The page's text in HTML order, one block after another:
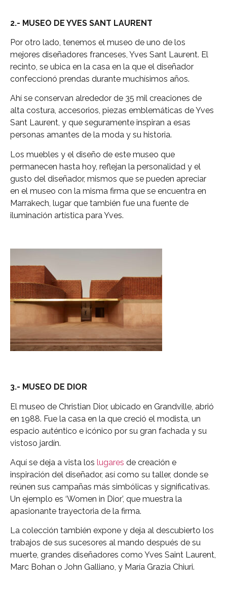
2.- MUSEO DE YVES SANT LAURENT
Por otro lado, tenemos el museo de uno de los
mejores diseñadores franceses, Yves Sant Laurent. El
recinto, se ubica en la casa en la que el diseñador
confeccionó prendas durante muchísimos años.
Ahí se conservan alrededor de 35 mil creaciones de
alta costura, accesorios, piezas emblemáticas de Yves
Sant Laurent, y que seguramente inspiran a esas
personas amantes de la moda y su historia.
Los muebles y el diseño de este museo que
permanecen hasta hoy, reflejan la personalidad y el
gusto del diseñador, mismos que se pueden apreciar
en el museo con la misma firma que se encuentra en
Marrakech, lugar que también fue una fuente de
iluminación artística para Yves.
3.- MUSEO DE DIOR
El museo de Christian Dior, ubicado en Grandville, abrió
en 1988. Fue la casa en la que creció el modista, un
espacio auténtico e icónico por su gran fachada y su
vistoso jardín.
Aquí se deja a vista los lugares de creación e
inspiración del diseñador, así como su taller, donde se
reúnen sus campañas más simbólicas y significativas.
Un ejemplo es ‘Women in Dior’, que muestra la
apasionante trayectoria de la firma.
La colección también expone y deja al descubierto los
trabajos de sus sucesores al mando después de su
muerte, grandes diseñadores como Yves Saint Laurent,
Marc Bohan o John Galliano, y María Grazia Chiuri.